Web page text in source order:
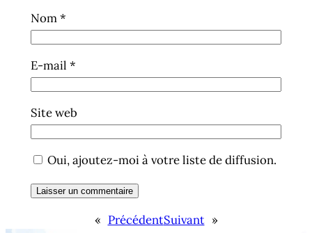
Nom*
E-mail *
Site web
Oui, ajoutez-moi à votre liste de diffusion.
« PrécédentSuivant »